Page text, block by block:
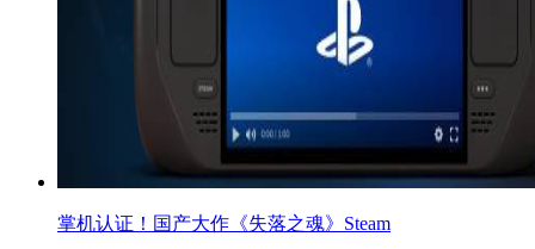
掌机认证！国产大作《失落之魂》Steam